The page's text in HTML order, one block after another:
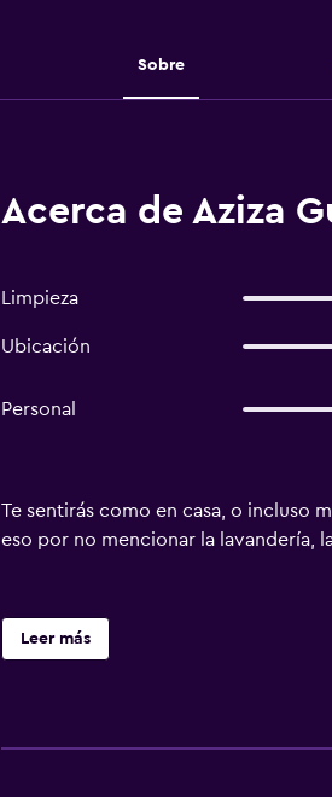
Sobre
Acerca de Aziza
Limpieza
Ubicación
Personal
Te sentirás como en casa, o incluso
eso por no mencionar la lavandería,
Leer más